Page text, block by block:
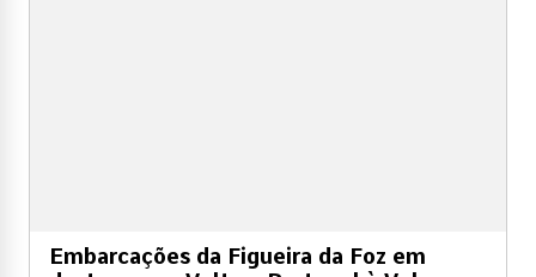
Embarcações da Figueira da Foz em